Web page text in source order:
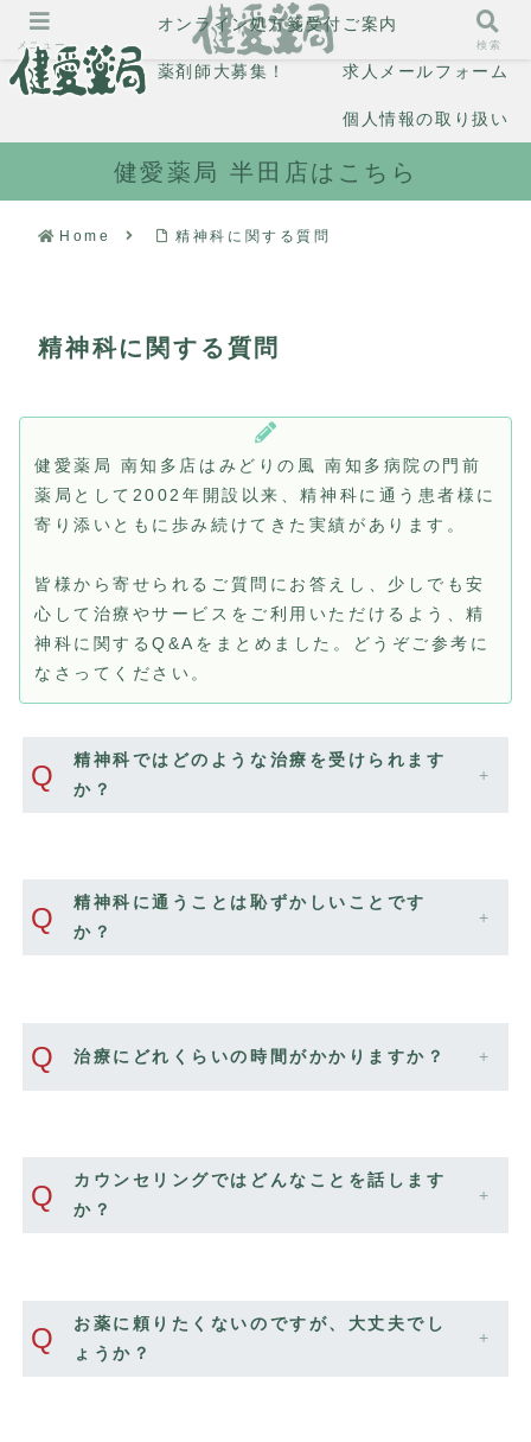
オンライン処方箋受付ご案内
薬剤師大募集！ 求人メールフォーム
個人情報の取り扱い
健愛薬局 半田店はこちら
Home 精神科に関する質問
精神科に関する質問
健愛薬局 南知多店はみどりの風 南知多病院の門前
薬局として2002年開設以来、精神科に通う患者様に
寄り添いともに歩み続けてきた実績があります。
皆様から寄せられるご質問にお答えし、少しでも安
心して治療やサービスをご利用いただけるよう、精
神科に関するQ&Aをまとめました。どうぞご参考に
なさってください。
Q
精神科ではどのような治療を受けられます
か？
Q
精神科に通うことは恥ずかしいことです
か？
Q 治療にどれくらいの時間がかかりますか？
Q
カウンセリングではどんなことを話します
か？
Q
お薬に頼りたくないのですが、大丈夫でし
ょうか？
メニュー 検索